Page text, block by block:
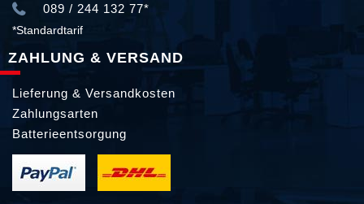
089 / 244 132 77*
*Standardtarif
ZAHLUNG & VERSAND
Lieferung & Versandkosten
Zahlungsarten
Batterieentsorgung